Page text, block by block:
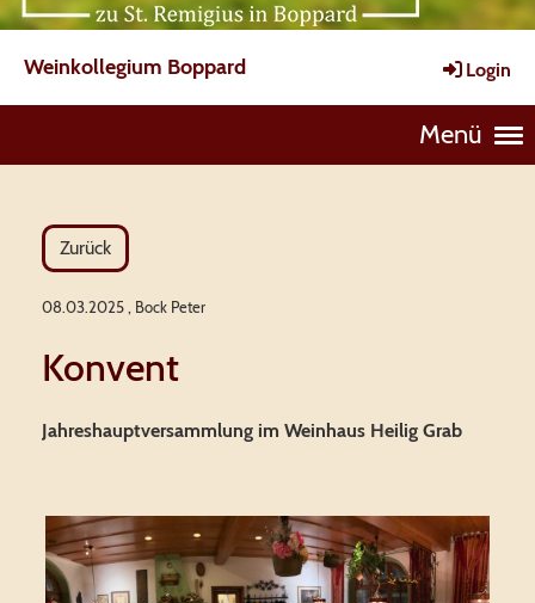
Weinkollegium Boppard Login
Menü
Zurück
08.03.2025 , Bock Peter
Konvent
Jahreshauptversammlung im Weinhaus Heilig Grab